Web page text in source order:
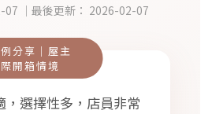
07 ｜最後更新： 2026-02-07
分享｜屋主
開箱情境
，選擇性多，店員非常